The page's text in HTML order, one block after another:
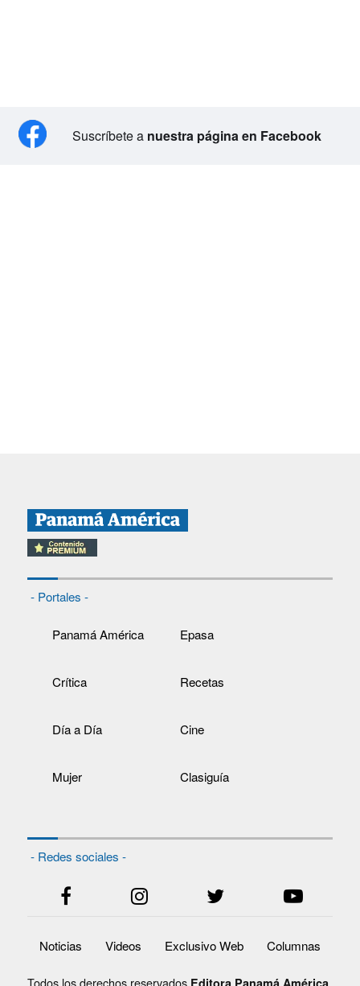
Suscríbete a nuestra página en Facebook
- Portales -
Panamá América Epasa
Crítica Recetas
Día a Día Cine
Mujer Clasiguía
- Redes sociales -
Noticias Videos Exclusivo Web Columnas